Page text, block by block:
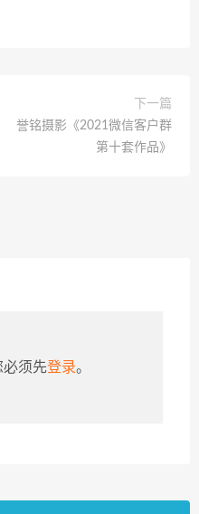
下一篇
誉铭摄影《2021微信客户群
第十套作品》
必须先登录。